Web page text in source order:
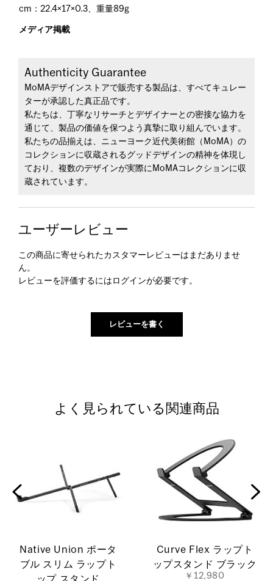
cm：22.4×17×0.3、重量89g
メディア掲載
Authenticity Guarantee
MoMAデザインストアで販売する製品は、すべてキュレー
ターが承認した真正品です。
私たちは、丁寧なリサーチとデザイナーとの密接な協力を
通じて、製品の価値を保つよう真摯に取り組んでいます。
私たちの品揃えは、ニューヨーク近代美術館（MoMA）の
コレクションに収蔵されるグッドデザインの精神を体現し
ており、複数のデザインが実際にMoMAコレクションに収
蔵されています。
ユーザーレビュー
この商品に寄せられたカスタマーレビューはまだありませ
ん。
レビューを評価するには ログインが必要です。
よく見られている関連商品
Native Union ポータ
ブル スリム ラップト
Curve Flex ラップト
ップスタンド ブラック
￥12,980